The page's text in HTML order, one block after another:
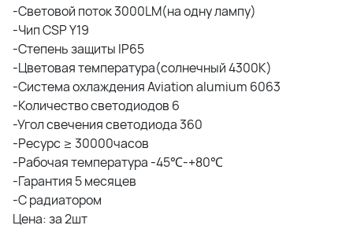
-Световой поток 3000LM(на одну лампу)
-Чип CSP Y19
-Степень защиты IP65
-Цветовая температура(cолнечный 4300K)
-Система охлаждения Aviation alumium 6063
-Количество светодиодов 6
-Угол свечения светодиода 360
-Ресурс ≥ 30000часов
-Рабочая температура -45℃-+80℃
-Гарантия 5 месяцев
-С радиатором
Цена: за 2шт